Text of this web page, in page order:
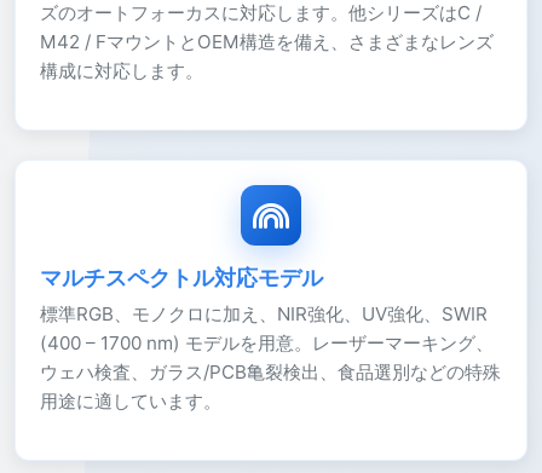
ズのオートフォーカスに対応します。他シリーズはC /
M42 / FマウントとOEM構造を備え、さまざまなレンズ
構成に対応します。
マルチスペクトル対応モデル
標準RGB、モノクロに加え、NIR強化、UV強化、SWIR
(400 – 1700 nm) モデルを用意。レーザーマーキング、
ウェハ検査、ガラス/PCB亀裂検出、食品選別などの特殊
用途に適しています。